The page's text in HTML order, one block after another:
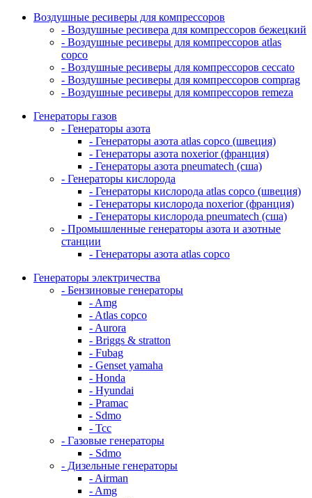
Воздушные ресиверы для компрессоров
- Воздушные ресивера для компрессоров бежецкий
- Воздушные ресиверы для компрессоров atlas
copco
- Воздушные ресиверы для компрессоров ceccato
- Воздушные ресиверы для компрессоров comprag
- Воздушные ресиверы для компрессоров remeza
Генераторы газов
- Генераторы азота
- Генераторы азота atlas copco (швеция)
- Генераторы азота noxerior (франция)
- Генераторы азота pneumatech (сша)
- Генераторы кислорода
- Генераторы кислорода atlas copco (швеция)
- Генераторы кислорода noxerior (франция)
- Генераторы кислорода pneumatech (сша)
- Промышленные генераторы азота и азотные
станции
- Генераторы азота atlas copco
Генераторы электричества
- Бензиновые генераторы
- Amg
- Atlas copco
- Aurora
- Briggs & stratton
- Fubag
- Genset yamaha
- Honda
- Hyundai
- Pramac
- Sdmo
- Тсс
- Газовые генераторы
- Sdmo
- Дизельные генераторы
- Airman
- Amg